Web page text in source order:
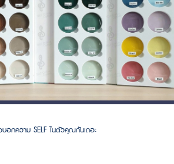
อกความ SELF ในตัวคุณกันเถอะ